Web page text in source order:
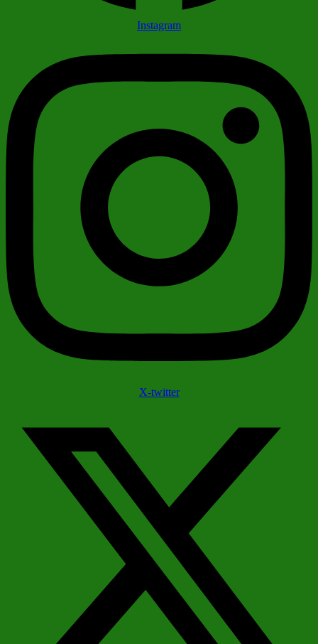
Instagram
X-twitter